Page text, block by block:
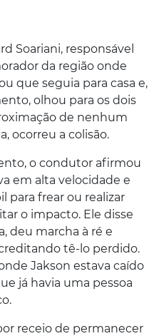
Soariani, responsável
da região onde
que seguia para casa e,
olhou para os dois
de nenhum
ocorreu a colisão.
o condutor afirmou
em alta velocidade e
para frear ou realizar
o impacto. Ele disse
deu marcha à ré e
tê-lo perdido.
Jakson estava caído
já havia uma pessoa
receio de permanecer